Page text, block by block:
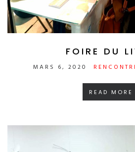
FOIRE DU
MARS 6, 2020
READ MORE